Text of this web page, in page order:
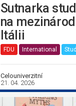
Sutnarka
na
Itálii
FDU International
Celouniverzitní
21. 04. 2026